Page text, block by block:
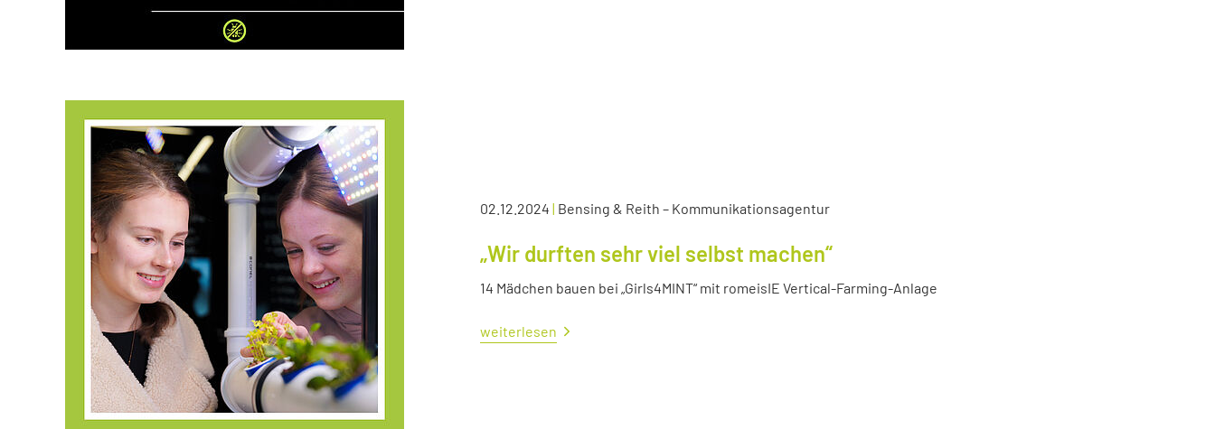
02.12.2024 | Bensing & Reith – Kommunikationsagentur
„Wir durften sehr viel selbst machen“
14 Mädchen bauen bei „Girls4MINT“ mit romeisIE Vertical-Farming-Anlage
weiterlesen